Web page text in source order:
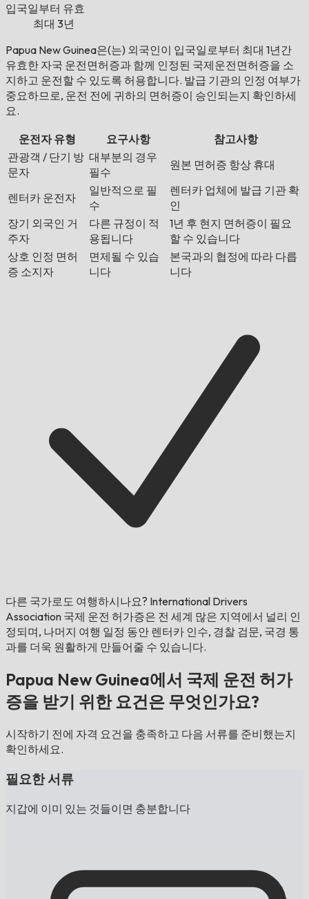
입국일부터 유효
최대 3년
Papua New Guinea은(는) 외국인이 입국일로부터 최대 1년간
유효한 자국 운전면허증과 함께 인정된 국제운전면허증을 소
지하고 운전할 수 있도록 허용합니다. 발급 기관의 인정 여부가
중요하므로, 운전 전에 귀하의 면허증이 승인되는지 확인하세
요.
운전자 유형 요구사항
참고사항
관광객 / 단기 방
문자
대부분의 경우
필수
원본 면허증 항상 휴대
렌터카 운전자
일반적으로 필
수
렌터카 업체에 발급 기관 확
인
장기 외국인 거
주자
다른 규정이 적
용됩니다
1년 후 현지 면허증이 필요
할 수 있습니다
상호 인정 면허
증 소지자
면제될 수 있습
니다
본국과의 협정에 따라 다릅
니다
다른 국가로도 여행하시나요? International Drivers
Association 국제 운전 허가증은 전 세계 많은 지역에서 널리 인
정되며, 나머지 여행 일정 동안 렌터카 인수, 경찰 검문, 국경 통
과를 더욱 원활하게 만들어줄 수 있습니다.
Papua New Guinea에서 국제 운전 허가
증을 받기 위한 요건은 무엇인가요?
시작하기 전에 자격 요건을 충족하고 다음 서류를 준비했는지
확인하세요.
필요한 서류
지갑에 이미 있는 것들이면 충분합니다